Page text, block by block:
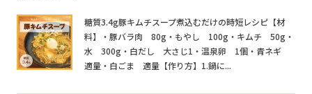
糖質3.4g豚キムチスープ煮込むだけの時短レシピ【材
料】・豚バラ肉 80g・もやし 100g・キムチ 50g・
水 300g・白だし 大さじ1・温泉卵 1個・青ネギ
適量・白ごま 適量【作り方】1.鍋に...